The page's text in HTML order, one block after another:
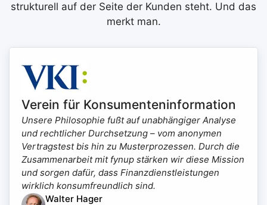
strukturell auf der Seite der Kunden steht. Und das
merkt man.
Verein für Konsumenteninformation
Unsere Philosophie fußt auf unabhängiger Analyse
und rechtlicher Durchsetzung – vom anonymen
Vertragstest bis hin zu Musterprozessen. Durch die
Zusammenarbeit mit fynup stärken wir diese Mission
und sorgen dafür, dass Finanzdienstleistungen
wirklich konsumfreundlich sind.
Walter Hager